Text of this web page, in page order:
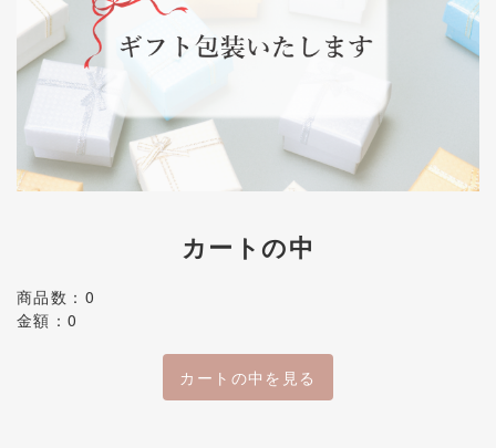
カートの中
商品数：0
金額：0
カートの中を見る